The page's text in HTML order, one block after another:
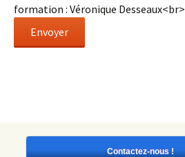
formation : Véronique Desseaux<br>
Envoyer
Contactez-nous !